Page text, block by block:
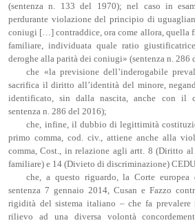
(sentenza n. 133 del 1970); nel caso in
perdurante violazione del principio di
coniugi […] contraddice, ora come allora, quella
familiare, individuata quale ratio
deroghe alla parità dei coniugi» (sentenza n. 286
che «la previsione dell’inderogabile
sacrifica il diritto all’identità del minore,
identificato, sin dalla nascita, anche con il
sentenza n. 286 del 2016);
che, infine, il dubbio di legittimità
primo comma, cod. civ., attiene anche alla
comma, Cost., in relazione agli artt. 8 (Diritto
familiare) e 14 (Divieto di discriminazione)
che, a questo riguardo, la Corte
sentenza 7 gennaio 2014, Cusan e Fazzo
rigidità del sistema italiano – che fa prevalere
rilievo ad una diversa volontà